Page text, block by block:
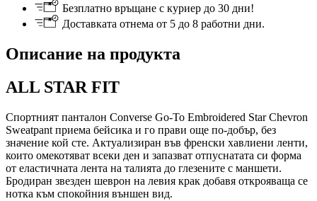
Безплатно връщане с куриер до 30 дни!
Доставката отнема от 5 до 8 работни дни.
Описание на продукта
ALL STAR FIT
Спортният панталон Converse Go-To Embroidered Star Chevron
Sweatpant приема бейсика и го прави още по-добър, без
значение кой сте. Актуализиран във френски хавлиени ленти,
които омекотяват всеки ден и запазват отпуснатата си форма
от еластичната лента на талията до глезените с маншети.
Бродиран звезден шеврон на левия крак добавя открояваща се
нотка към спокойния външен вид.